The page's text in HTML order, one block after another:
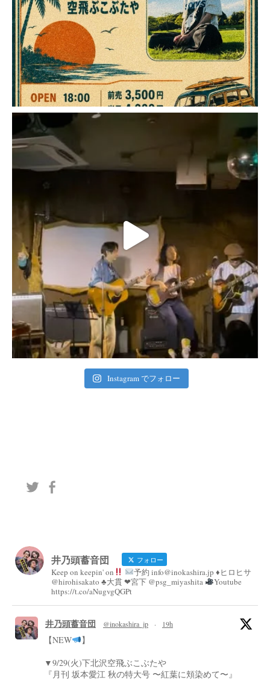
Instagram でフォロー
井乃頭蓄音団 フォロー
Keep on keepin' on
予約 info@inokashira.jp ♦︎ヒロヒサ
@hirohisakato ♣︎大貫 ❤︎宮下 @psg_miyashita
Youtube
https://t.co/aNugvgQGPt
井乃頭蓄音団 @inokashira_jp · 19h
【NEW
】
▼9/29(火)下北沢空飛ぶこぶたや
『月刊 坂本愛江 秋の特大号 〜紅葉に頬染めて〜』